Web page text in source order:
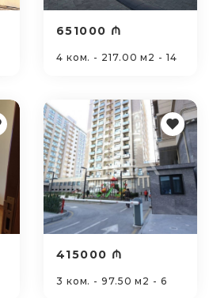
651000 ₼
4 ком. - 217.00 м2 - 14
415000 ₼
3 ком. - 97.50 м2 - 6